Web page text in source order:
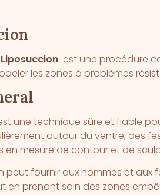
je retourner au travail?
est une procédure
les zones à problèmes
une technique sûre et fiable
autour du ventre, des
en mesure de contour et de
peut fournir aux hommes et
en prenant soin des zones